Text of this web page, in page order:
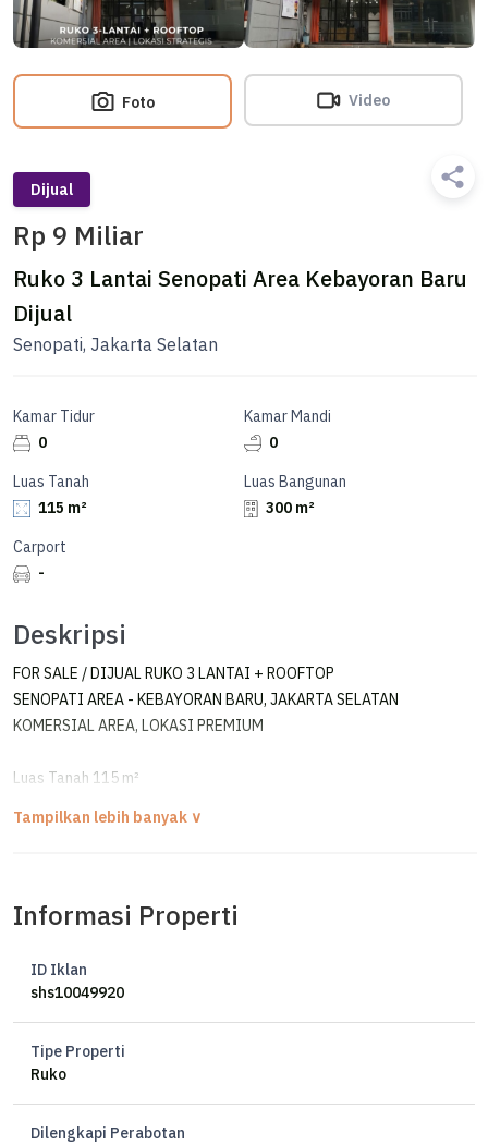
Foto Video
Dijual
Rp 9 Miliar
Ruko 3 Lantai Senopati Area Kebayoran Baru
Dijual
Senopati, Jakarta Selatan
Kamar Tidur
0
Kamar Mandi
0
Luas Tanah
115 m²
Luas Bangunan
300 m²
Carport
-
Deskripsi
FOR SALE / DIJUAL RUKO 3 LANTAI + ROOFTOP
SENOPATI AREA - KEBAYORAN BARU, JAKARTA SELATAN
KOMERSIAL AREA, LOKASI PREMIUM
Luas Tanah 115 m²
Lebar 5 mtr x Panjang 16 mtr
Toilet Setiap Lantai
SHM
HARGA Rp 9 M Nego
Informasi Properti
ID Iklan
shs10049920
Tipe Properti
Ruko
Dilengkapi Perabotan